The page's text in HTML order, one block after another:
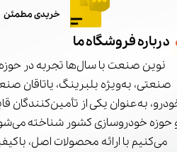
خریدی مطمئن
درباره فروشگاه ما
نوین صنعت با سال‌ها تجربه در
صنعتی، به‌ویژه بلبرینگ، یاتاقان
به‌عنوان یکی از تأمین‌کنندگان
حوزه خودروسازی کشور شناخته
می‌کنیم با ارائه محصولات اصل،